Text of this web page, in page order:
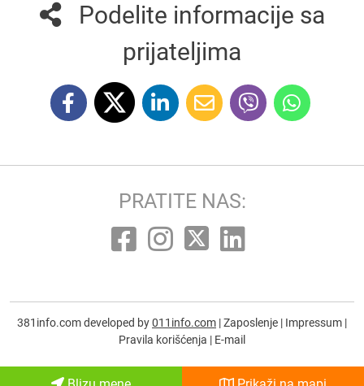
Podelite informacije sa
prijateljima
PRATITE NAS:
381info.com developed by011info.com |Zaposlenje | Impressum |
Pravila korišćenja | E-mail